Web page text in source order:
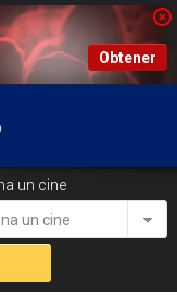
Obtener
un cine
un cine